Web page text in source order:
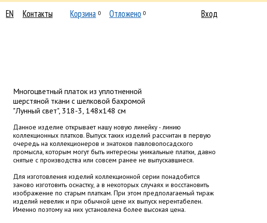
EN Контакты Корзина 0 Отложено 0 Вход
Многоцветный платок из уплотненной
шерстяной ткани с шелковой бахромой
"Лунный свет", 318-3, 148х148 см
Данное изделие открывает нашу новую линейку - линию
коллекционных платков. Выпуск таких изделий рассчитан в первую
очередь на коллекционеров и знатоков павловопосадского
промысла, которым могут быть интересны уникальные платки, давно
снятые с производства или совсем ранее не выпускавшиеся.
Для изготовления изделий коллекционной серии понадобится
заново изготовить оснастку, а в некоторых случаях и восстановить
изображение по старым платкам. При этом предполагаемый тираж
изделий невелик и при обычной цене их выпуск нерентабелен.
Именно поэтому на них установлена более высокая цена.